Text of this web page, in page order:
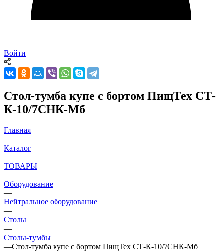
Войти
Стол-тумба купе с бортом ПищТех СТ-
К-10/7СНК-Мб
Главная
—
Каталог
—
ТОВАРЫ
—
Оборудование
—
Нейтральное оборудование
—
Столы
—
Столы-тумбы
—Стол-тумба купе с бортом ПищТех СТ-К-10/7СНК-Мб